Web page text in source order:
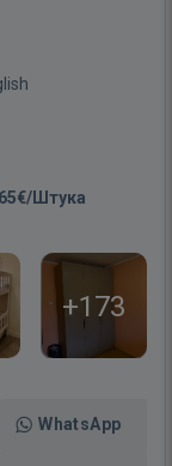
Штука
+173
WhatsApp